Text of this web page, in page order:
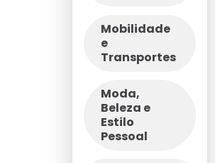
Mobilidade
e
Transportes
Moda,
Beleza e
Estilo
Pessoal